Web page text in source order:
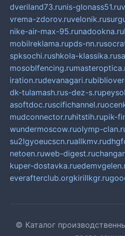
dveriland73.runis-glonass51.ru
vrema-zdorov.ruvelonik.ru
nike-air-max-95.runadookna.ru
mobilreklama.rupds-nn.ru
spksochi.rushkola-klassika.ru
mosoblfencing.ru
iration.rudevanagari.ru
dk-tulamash.rus-dez-s.ru
asoftdoc.ruscifichannel.ru
mudconnector.ruhitstih.rupik-
wundermoscow.ruolymp-
su2lgyoeucscn.ruallkmv.ru
netoen.ruweb-digest.ru
kuper-dostavka.ru
everafterclub.orgkirillkgr.ru
© Каталог